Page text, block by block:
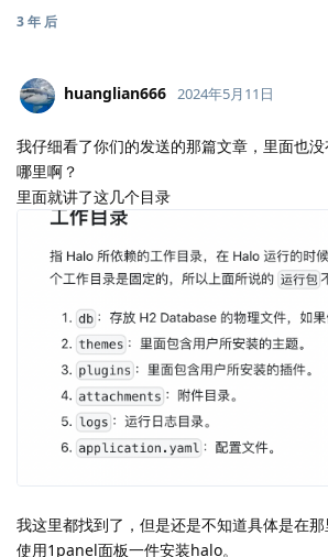
3 年 后
huanglian666 2024年5月11日
我仔细看了你们的发送的那篇文章，里面也
哪里啊？
里面就讲了这几个目录
我这里都找到了，但是还是不知道具体是在
使用1panel面板一件安装halo。